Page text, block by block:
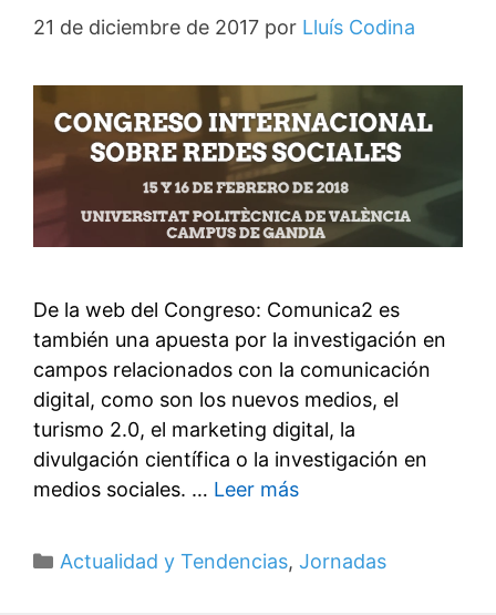
21 de diciembre de 2017 por Lluís Codina
De la web del Congreso: Comunica2 es
también una apuesta por la investigación en
campos relacionados con la comunicación
digital, como son los nuevos medios, el
turismo 2.0, el marketing digital, la
divulgación científica o la investigación en
medios sociales. … Leer más
Categorías
Actualidad y Tendencias, Jornadas